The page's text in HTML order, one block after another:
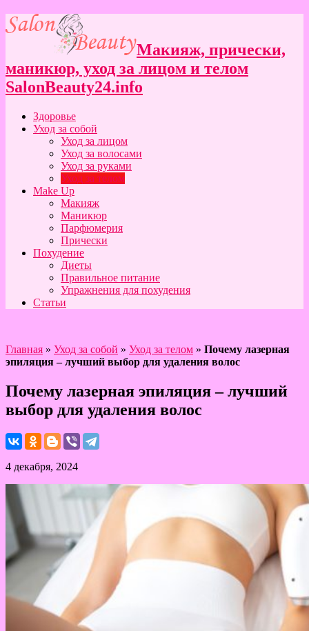
Макияж, прически,
маникюр, уход за лицом и телом
SalonBeauty24.info
Здоровье
Уход за собой
Уход за лицом
Уход за волосами
Уход за руками
Уход за телом
Make Up
Макияж
Маникюр
Парфюмерия
Прически
Похудение
Диеты
Правильное питание
Упражнения для похудения
Статьи
Главная » Уход за собой » Уход за телом » Почему лазерная
эпиляция – лучший выбор для удаления волос
Почему лазерная эпиляция – лучший
выбор для удаления волос
4 декабря, 2024